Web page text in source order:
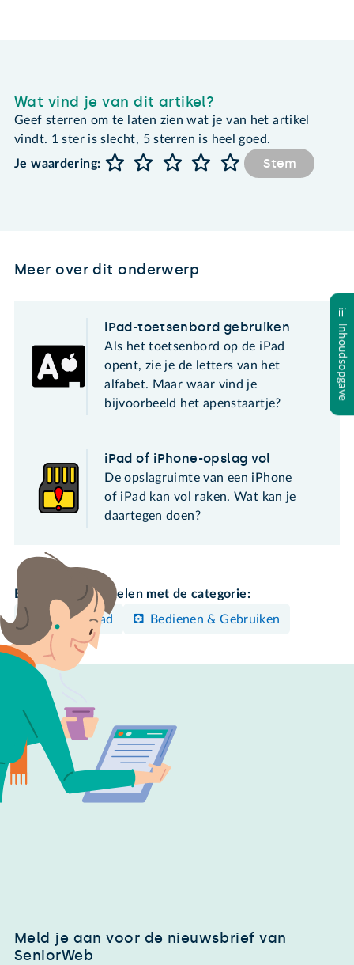
Inhoudsopgave
Wat vind je van dit artikel?
Geef sterren om te laten zien wat je van het artikel
vindt. 1 ster is slecht, 5 sterren is heel goed.
Je waardering:
Stem
Meer over dit onderwerp
iPad-toetsenbord gebruiken
Als het toetsenbord op de iPad
opent, zie je de letters van het
alfabet. Maar waar vind je
bijvoorbeeld het apenstaartje?
iPad of iPhone-opslag vol
De opslagruimte van een iPhone
of iPad kan vol raken. Wat kan je
daartegen doen?
Bekijk meer artikelen met de categorie:
iPhone/iPad
Bedienen & Gebruiken
Meld je aan voor de nieuwsbrief van
SeniorWeb